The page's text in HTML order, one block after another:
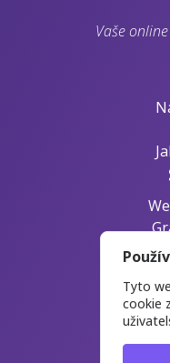
Vaše
Tyto
cookie